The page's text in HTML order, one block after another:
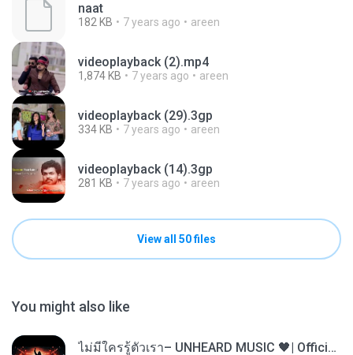
naat
182 KB 7 years ago areen
videoplayback (2).mp4
1,874 KB 7 years ago areen
videoplayback (29).3gp
334 KB 7 years ago areen
videoplayback (14).3gp
281 KB 7 years ago areen
View all 50 files
You might also like
ไม่มีใครรู้ตัวเรา– UNHEARD MUSIC 🖤| Official Lyric Video | เพลงสู้ชีวิต